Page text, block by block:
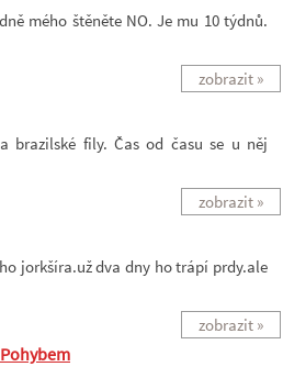
mého štěněte NO. Je mu 10 týdnů.
zobrazit »
brazilské fily. Čas od času se u něj
zobrazit »
jorkšíra.už dva dny ho trápí prdy.ale
zobrazit »